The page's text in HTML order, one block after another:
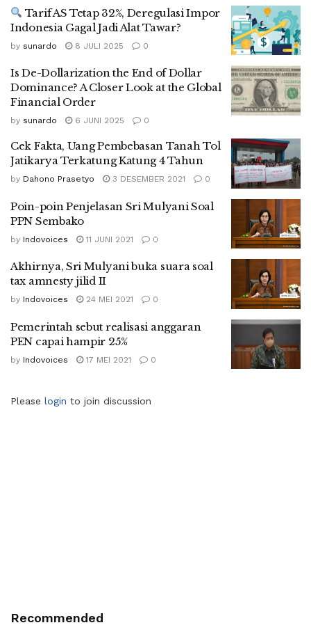
Tarif AS Tetap 32%, Deregulasi Impor
Indonesia Gagal Jadi Alat Tawar?
by sunardo 8 JULI 2025 0
Is De-Dollarization the End of Dollar
Dominance? A Closer Look at the Global
Financial Order
by sunardo 6 JUNI 2025 0
Cek Fakta, Uang Pembebasan Tanah Tol
Jatikarya Terkatung Katung 4 Tahun
by Dahono Prasetyo 3 DESEMBER 2021 0
Poin-poin Penjelasan Sri Mulyani Soal
PPN Sembako
by Indovoices 11 JUNI 2021 0
Akhirnya, Sri Mulyani buka suara soal
tax amnesty jilid II
by Indovoices 24 MEI 2021 0
Pemerintah sebut realisasi anggaran
PEN capai hampir 25%
by Indovoices 17 MEI 2021 0
Please login to join discussion
Recommended